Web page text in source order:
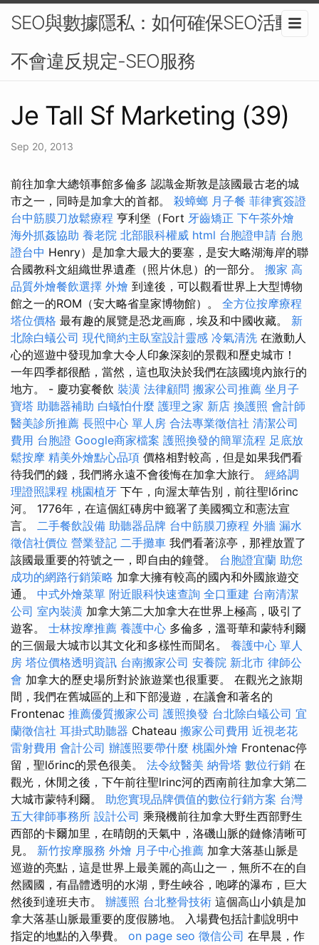
SEO與數據隱私：如何確保SEO活動
不會違反規定-SEO服務
Je Tall Sf Marketing (39)
Sep 20, 2013
前往加拿大總領事館多倫多 認識金斯敦是該國最古老的城
市之一，同時是加拿大的首都。 殺蟑螂 月子餐 菲律賓簽證
台中筋膜刀放鬆療程 亨利堡（Fort 牙齒矯正 下午茶外燴
海外抓姦協助 養老院 北部眼科權威 html 台胞證申請 台胞
證台中 Henry）是加拿大最大的要塞，是安大略湖海岸的聯
合國教科文組織世界遺產（照片休息）的一部分。 搬家 高
品質外燴餐飲選擇 外燴 到達後，可以觀看世界上大型博物
館之一的ROM（安大略省皇家博物館）。 全方位按摩療程
塔位價格 最有趣的展覽是恐龙画廊，埃及和中國收藏。 新
北除白蟻公司 現代簡約主臥室設計靈感 冷氣清洗 在激動人
心的巡遊中發現加拿大令人印象深刻的景觀和歷史城市！
一年四季都很酷，當然，這也取決於我們在該國境內旅行的
地方。 - 慶功宴餐飲 裝潢 法律顧問 搬家公司推薦 坐月子
寶塔 助聽器補助 白蟻怕什麼 護理之家 新店 換護照 會計師
醫美診所推薦 長照中心 單人房 合法專業徵信社 清潔公司
費用 台胞證 Google商家檔案 護照換發的簡單流程 足底放
鬆按摩 精美外燴點心品項 價格相對較高，但是如果我們看
待我們的錢，我們將永遠不會後悔在加拿大旅行。 經絡調
理證照課程 桃園植牙 下午，向渥太華告別，前往聖lőrinc
河。 1776年，在這個紅磚房中籤署了美國獨立和憲法宣
言。 二手餐飲設備 助聽器品牌 台中筋膜刀療程 外牆 漏水
徵信社價位 營業登記 二手攤車 我們看著涼亭，那裡放置了
該國最重要的符號之一，即自由的鐘聲。 台胞證宜蘭 助您
成功的網路行銷策略 加拿大擁有較高的國內和外國旅遊交
通。 中式外燴菜單 附近眼科快速查詢 全口重建 台南清潔
公司 室內裝潢 加拿大第二大加拿大在世界上極高，吸引了
遊客。 士林按摩推薦 養護中心 多倫多，溫哥華和蒙特利爾
的三個最大城市以其文化和多樣性而聞名。 養護中心 單人
房 塔位價格透明資訊 台南搬家公司 安養院 新北市 律師公
會 加拿大的歷史場所對於旅遊業也很重要。 在觀光之旅期
間，我們在舊城區的上和下部漫遊，在議會和著名的
Frontenac 推薦優質搬家公司 護照換發 台北除白蟻公司 宜
蘭徵信社 耳掛式助聽器 Chateau 搬家公司費用 近視老花
雷射費用 會計公司 辦護照要帶什麼 桃園外燴 Frontenac停
留，聖lőrinc的景色很美。 法令紋醫美 納骨塔 數位行銷 在
觀光，休閒之後，下午前往聖lrinc河的西南前往加拿大第二
大城市蒙特利爾。 助您實現品牌價值的數位行銷方案 台灣
五大律師事務所 設計公司 乘飛機前往加拿大野生西部野生
西部的卡爾加里，在晴朗的天氣中，洛磯山脈的鏈條清晰可
見。 新竹按摩服務 外燴 月子中心推薦 加拿大落基山脈是
巡遊的亮點，這是世界上最美麗的高山之一，無所不在的自
然國國，有晶體透明的水湖，野生峽谷，咆哮的瀑布，巨大
然後到達班夫市。 辦護照 台北整骨技術 這個高山小鎮是加
拿大落基山脈最重要的度假勝地。 入場費包括計劃說明中
指定的地點的入學費。 on page seo 徵信公司 在早晨，作